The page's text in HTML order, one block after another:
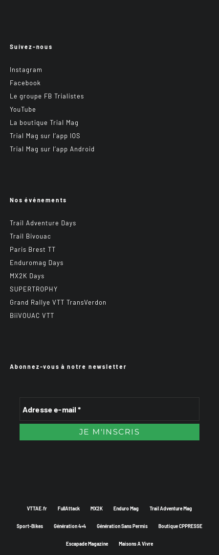
Suivez-nous
Instagram
Facebook
Le groupe FB Trialistes
YouTube
La boutique Trial Mag
Trial Mag sur l’app IOS
Trial Mag sur l’app Android
Nos événements
Trail Adventure Days
Trail Bivouac
Paris Brest TT
Enduromag Days
MX2K Days
SUPERTROPHY
Grand Rallye VTT TransVerdon
BiiVOUAC VTT
Abonnez-vous à notre newsletter
VTTAE.fr FullAttack MX2K Enduro Mag Trail Adventure Mag
Sport-Bikes Génération 4×4 Génération Sans Permis Boutique CPPRESSE
Escapade Magazine Maisons A Vivre